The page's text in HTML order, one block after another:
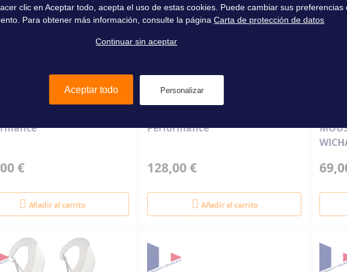
€
Añadir al carrito
Performance
128,00 €
Añadir al carrito
clic en Aceptar todo, acepta el uso de estas cookies. Puede cambiar sus preferencias
Para obtener más información, consulte la páginaCarta de protección de datos
Continuar sin aceptar
Aceptar todo Personalizar